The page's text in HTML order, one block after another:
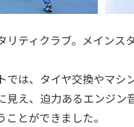
リティクラブ。メインス
では、タイヤ交換やマシ
見え、迫力あるエンジ
とができました。